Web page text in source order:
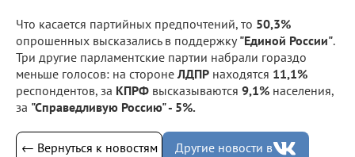
Что касается партийных предпочтений, то 50,3%
опрошенных высказались в поддержку"Единой России".
Три другие парламентские партии набрали гораздо
меньше голосов: на стороне ЛДПР находятся 11,1%
респондентов, за КПРФ высказываются 9,1% населения,
за "Справедливую Россию" - 5%.
← Вернуться к новостям Другие новости в